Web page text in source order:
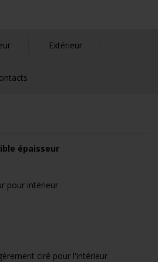
Extérieur
épaisseur
pour intérieur
ciré pour l'intérieur